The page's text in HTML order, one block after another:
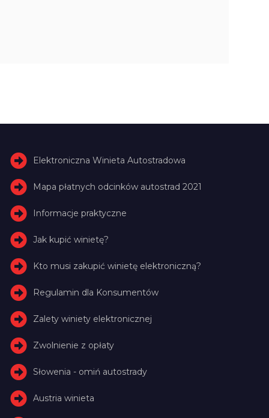
Elektroniczna Winieta Autostradowa
Mapa płatnych odcinków autostrad 2021
Informacje praktyczne
Jak kupić winietę?
Kto musi zakupić winietę elektroniczną?
Regulamin dla Konsumentów
Zalety winiety elektronicznej
Zwolnienie z opłaty
Słowenia - omiń autostrady
Austria winieta